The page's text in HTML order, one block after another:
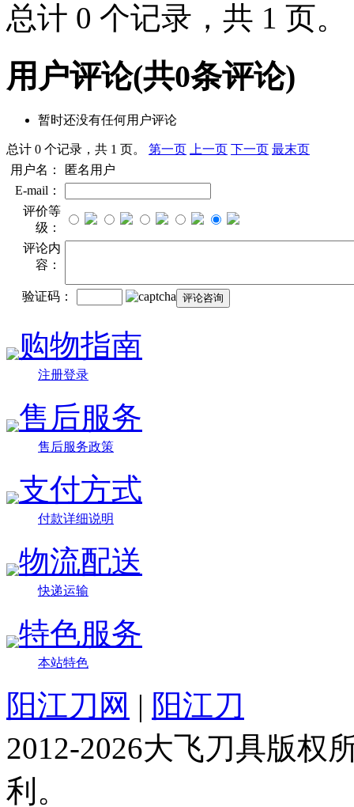
总计 0 个记录，共 1 页。
用户评论(共0条评论)
暂时还没有任何用户评论
总计 0 个记录，共 1 页。 第一页 上一页 下一页 最末页
用户名：
匿名用户
E-mail：
评价等
级：
评论内
容：
验证码：
购物指南
注册登录
售后服务
售后服务政策
支付方式
付款详细说明
物流配送
快递运输
特色服务
本站特色
阳江刀网 | 阳江刀
2012-2026大飞刀具版权
利。